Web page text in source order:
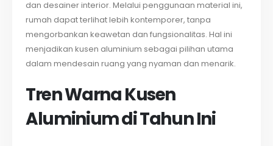
dan desainer interior. Melalui penggunaan material ini,
rumah dapat terlihat lebih kontemporer, tanpa
mengorbankan keawetan dan fungsionalitas. Hal ini
menjadikan kusen aluminium sebagai pilihan utama
dalam mendesain ruang yang nyaman dan menarik.
Tren Warna Kusen
Aluminium di Tahun Ini